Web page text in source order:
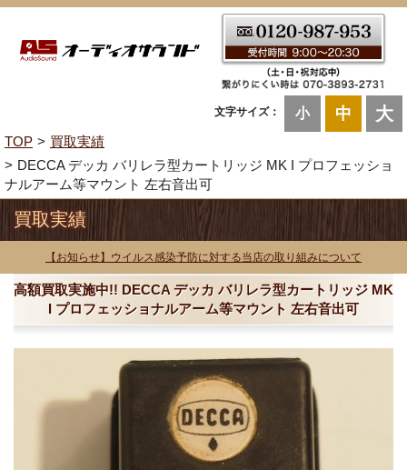
文字サイズ： 小 中 大
TOP
買取実績
DECCA デッカ バリレラ型カートリッジ MK I プロフェッショ
ナルアーム等マウント 左右音出可
買取実績
【お知らせ】ウイルス感染予防に対する当店の取り組みについて
高額買取実施中!! DECCA デッカ バリレラ型カートリッジ MK
I プロフェッショナルアーム等マウント 左右音出可